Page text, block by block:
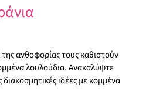
της ανθοφορίας τους καθιστούν
λουλούδια. Ανακαλύψτε
ιδέες με κομμένα